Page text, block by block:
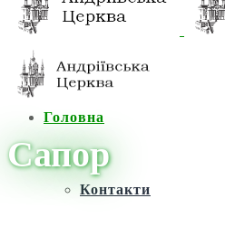
Головна
Контакти
Сапор